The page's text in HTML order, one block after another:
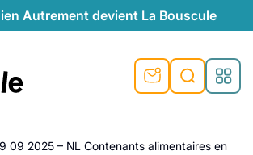
Autrement devient La Bouscule
09 2025 – NL Contenants alimentaires en